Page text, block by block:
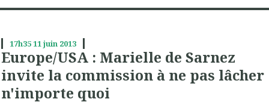
17h3511juin 2013
Europe/USA : Marielle de Sarnez
invite la commission à ne pas lâcher
n'importe quoi